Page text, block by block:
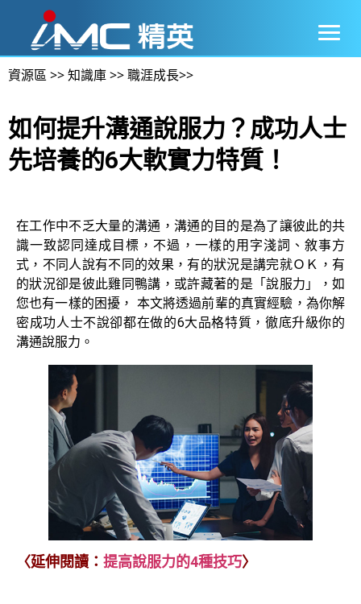
資源區>>知識庫>>職涯成長>>
如何提升溝通說服力？成功人士
先培養的6大軟實力特質！
在工作中不乏大量的溝通，溝通的目的是為了讓彼此的共
識一致認同達成目標，不過，一樣的用字淺詞、敘事方
式，不同人說有不同的效果，有的狀況是講完就ＯＫ，有
的狀況卻是彼此雞同鴨講，或許藏著的是「說服力」，如
您也有一樣的困擾， 本文將透過前輩的真實經驗，為你解
密成功人士不說卻都在做的6大品格特質，徹底升級你的
溝通說服力。
〈延伸閱讀： 提高說服力的4種技巧〉